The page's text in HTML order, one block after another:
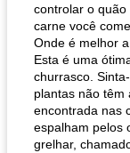
controlar o
carne você come.
Onde é melhor
Esta é uma
churrasco.
plantas não têm
encontrada nas
espalham pelos
grelhar,